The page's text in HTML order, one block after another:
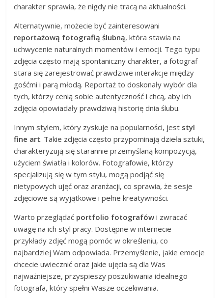
charakter sprawia, że nigdy nie tracą na aktualności.
Alternatywnie, możecie być zainteresowani
reportażową fotografią ślubną, która stawia na
uchwycenie naturalnych momentów i emocji. Tego typu
zdjęcia często mają spontaniczny charakter, a fotograf
stara się zarejestrować prawdziwe interakcje między
gośćmi i parą młodą. Reportaż to doskonały wybór dla
tych, którzy cenią sobie autentyczność i chcą, aby ich
zdjęcia opowiadały prawdziwą historię dnia ślubu.
Innym stylem, który zyskuje na popularności, jest styl
fine art. Takie zdjęcia często przypominają dzieła sztuki,
charakteryzują się starannie przemyślaną kompozycją,
użyciem światła i kolorów. Fotografowie, którzy
specjalizują się w tym stylu, mogą podjąć się
nietypowych ujęć oraz aranżacji, co sprawia, że sesje
zdjęciowe są wyjątkowe i pełne kreatywności.
Warto przeglądać portfolio fotografów i zwracać
uwagę na ich styl pracy. Dostępne w internecie
przykłady zdjęć mogą pomóc w określeniu, co
najbardziej Wam odpowiada. Przemyślenie, jakie emocje
chcecie uwiecznić oraz jakie ujęcia są dla Was
najważniejsze, przyspieszy poszukiwania idealnego
fotografa, który spełni Wasze oczekiwania.